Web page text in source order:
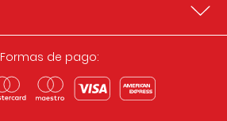
Formas de pago: